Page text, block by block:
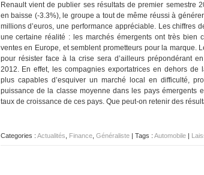
Renault vient de publier ses résultats de premier semestre
en baisse (-3.3%), le groupe a tout de même réussi à
millions d’euros, une performance appréciable. Les chiffres
une certaine réalité : les marchés émergents ont très bien
ventes en Europe, et semblent prometteurs pour la marque.
pour résister face à la crise sera d’ailleurs prépondérant
2012. En effet, les compagnies exportatrices en dehors de
plus capables d’esquiver un marché local en difficulté,
puissance de la classe moyenne dans les pays émergents
taux de croissance de ces pays. Que peut-on retenir des
Categories : Actualités Finance, Généraliste| Tags : Automobile|